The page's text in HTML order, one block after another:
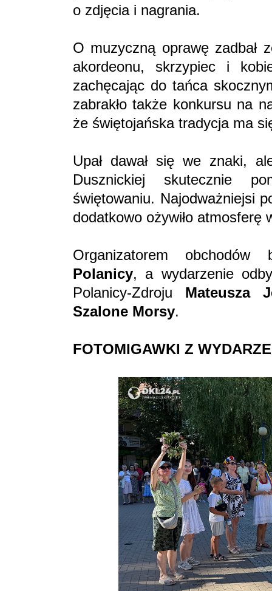
o zdjęcia i nagrania.
O muzyczną oprawę zadbał
akordeonu, skrzypiec i
zachęcając do tańca
zabrakło także konkursu na
że świętojańska tradycja ma
Upał dawał się we znaki,
Dusznickiej skutecznie
świętowaniu. Najodważniejsi
dodatkowo ożywiło atmosferę
Organizatorem
Polanicy, a wydarzenie
Polanicy-Zdroju Mateusza
Szalone Morsy.
FOTOMIGAWKI Z